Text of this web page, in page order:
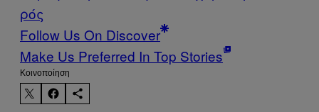
ρός
Follow Us On Discover
Make Us Preferred In Top Stories
Kοινοποίηση